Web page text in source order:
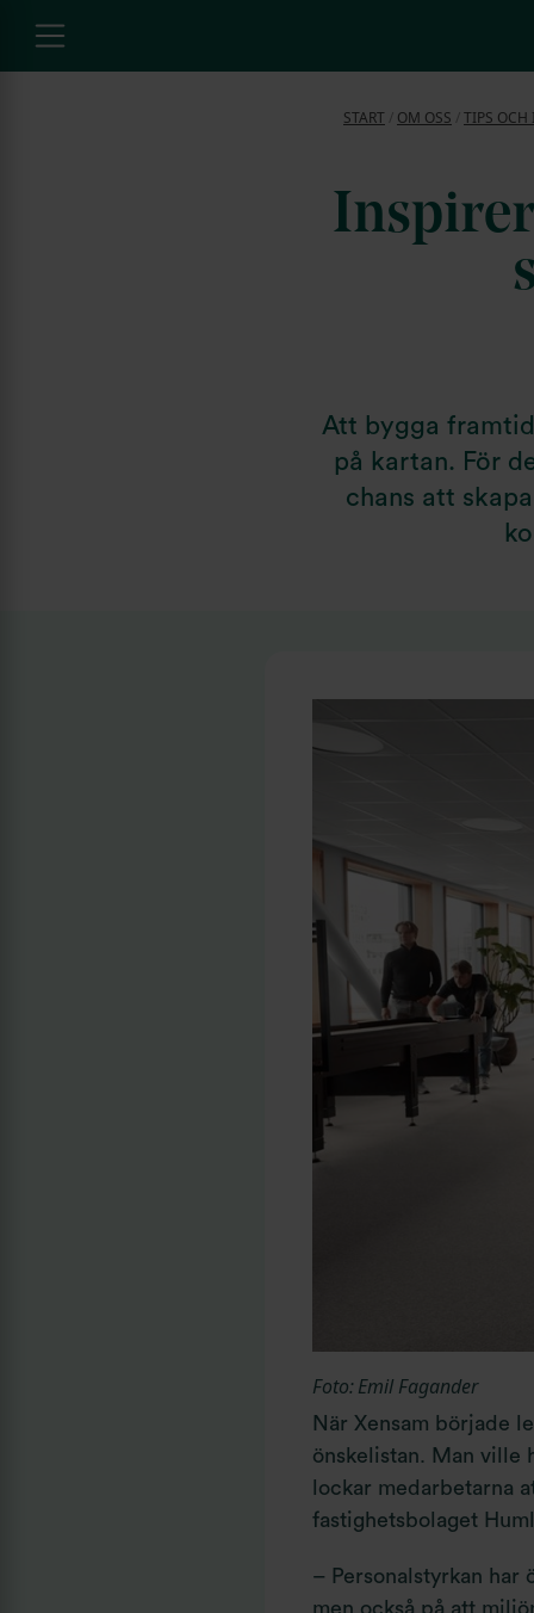
START OM OSS TIPS OCH
Att bygga
på kartan. För
chans att
Foto: Emil Fagander
När Xensam började
önskelistan. Man ville
lockar medarbetarna
fastighetsbolaget
– Personalstyrkan har
men också på att